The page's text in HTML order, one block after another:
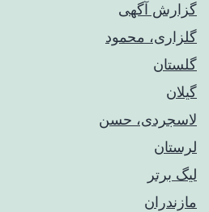
گزارش آگهی
گلزاری، محمود
گلستان
گیلان
لاسجردی، حسن
لرستان
لیگ برتر
مازندران